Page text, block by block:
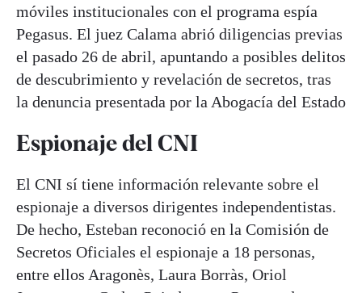
móviles institucionales con el programa espía
Pegasus. El juez Calama abrió diligencias previas
el pasado 26 de abril, apuntando a posibles delitos
de descubrimiento y revelación de secretos, tras
la denuncia presentada por la Abogacía del Estado
Espionaje del CNI
El CNI sí tiene información relevante sobre el
espionaje a diversos dirigentes independentistas.
De hecho, Esteban reconoció en la Comisión de
Secretos Oficiales el espionaje a 18 personas,
entre ellos Aragonès, Laura Borràs, Oriol